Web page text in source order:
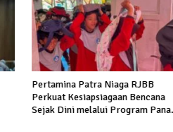
Pertamina Patra Niaga RJBB
Perkuat Kesiapsiagaan Bencana
Sejak Dini melalui Program